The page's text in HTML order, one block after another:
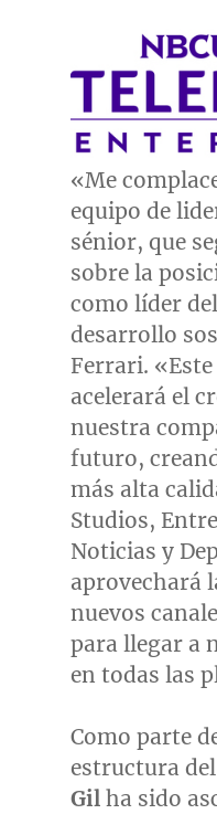
«Me
equipo de
sénior, que
sobre la
como líder
desarrollo
Ferrari.
acelerará el
nuestra
futuro,
más alta
Studios,
Noticias y
aprovechará
nuevos
para llegar a
en todas las
Como parte
estructura
Gilha sido